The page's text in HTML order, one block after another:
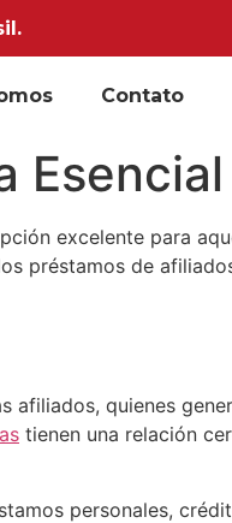
Contato
excelente para
préstamos de
quienes
tienen una relación
personales,